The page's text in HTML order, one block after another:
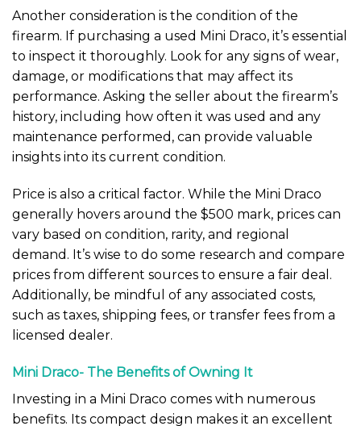
Another consideration is the condition of the
firearm. If purchasing a used Mini Draco, it’s essential
to inspect it thoroughly. Look for any signs of wear,
damage, or modifications that may affect its
performance. Asking the seller about the firearm’s
history, including how often it was used and any
maintenance performed, can provide valuable
insights into its current condition.
Price is also a critical factor. While the Mini Draco
generally hovers around the $500 mark, prices can
vary based on condition, rarity, and regional
demand. It’s wise to do some research and compare
prices from different sources to ensure a fair deal.
Additionally, be mindful of any associated costs,
such as taxes, shipping fees, or transfer fees from a
licensed dealer.
Mini Draco- The Benefits of Owning It
Investing in a Mini Draco comes with numerous
benefits. Its compact design makes it an excellent